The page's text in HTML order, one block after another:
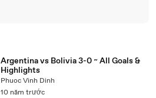
Argentina vs Bolivia 3-0 ~ All Goals &
Highlights
Phuoc Vinh Dinh
10 năm trước